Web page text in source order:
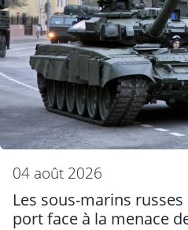
04 août 2026
Les sous-marins
port face à la menace